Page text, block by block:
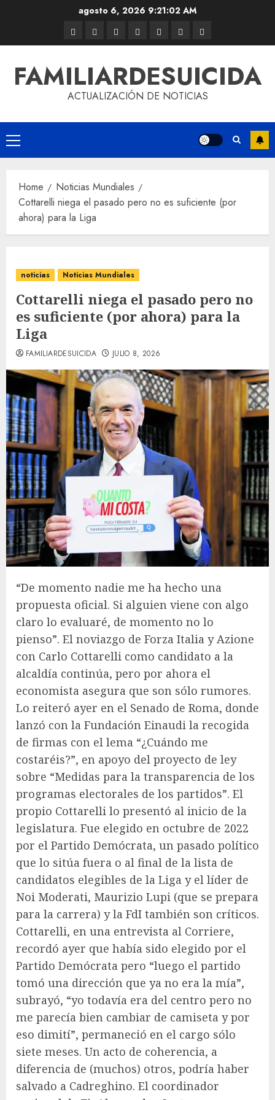
agosto 6, 2026 9:21:03 AM
FAMILIARDESUICIDA
ACTUALIZACIÓN DE NOTICIAS
Home
Noticias Mundiales
Cottarelli niega el pasado pero no es suficiente (por
ahora) para la Liga
noticias Noticias Mundiales
Cottarelli niega el pasado pero no
es suficiente (por ahora) para la
Liga
FAMILIARDESUICIDA JULIO 8, 2026
“De momento nadie me ha hecho una
propuesta oficial. Si alguien viene con algo
claro lo evaluaré, de momento no lo
pienso”. El noviazgo de Forza Italia y Azione
con Carlo Cottarelli como candidato a la
alcaldía continúa, pero por ahora el
economista asegura que son sólo rumores.
Lo reiteró ayer en el Senado de Roma, donde
lanzó con la Fundación Einaudi la recogida
de firmas con el lema “¿Cuándo me
costaréis?”, en apoyo del proyecto de ley
sobre “Medidas para la transparencia de los
programas electorales de los partidos”. El
propio Cottarelli lo presentó al inicio de la
legislatura. Fue elegido en octubre de 2022
por el Partido Demócrata, un pasado político
que lo sitúa fuera o al final de la lista de
candidatos elegibles de la Liga y el líder de
Noi Moderati, Maurizio Lupi (que se prepara
para la carrera) y la FdI también son críticos.
Cottarelli, en una entrevista al Corriere,
recordó ayer que había sido elegido por el
Partido Demócrata pero “luego el partido
tomó una dirección que ya no era la mía”,
subrayó, “yo todavía era del centro pero no
me parecía bien cambiar de camiseta y por
eso dimití”, permaneció en el cargo sólo
siete meses. Un acto de coherencia, a
diferencia de (muchos) otros, podría haber
salvado a Cadreghino. El coordinador